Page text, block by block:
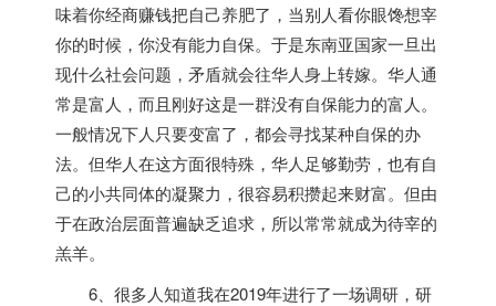
味着你经商赚钱把自己养肥了，当别人看你眼馋想宰
你的时候，你没有能力自保。于是东南亚国家一旦出
现什么社会问题，矛盾就会往华人身上转嫁。华人通
常是富人，而且刚好这是一群没有自保能力的富人。
一般情况下人只要变富了，都会寻找某种自保的办
法。但华人在这方面很特殊，华人足够勤劳，也有自
己的小共同体的凝聚力，很容易积攒起来财富。但由
于在政治层面普遍缺乏追求，所以常常就成为待宰的
羔羊。
6、很多人知道我在2019年进行了一场调研，研